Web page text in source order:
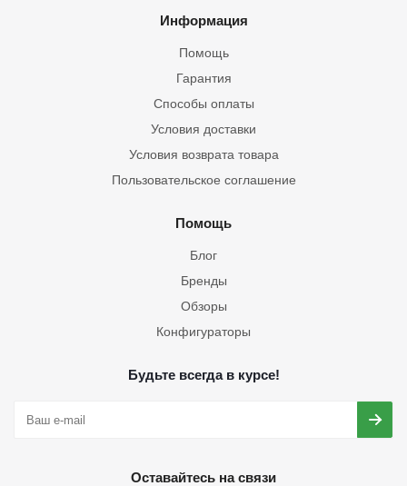
Информация
Помощь
Гарантия
Способы оплаты
Условия доставки
Условия возврата товара
Пользовательское соглашение
Помощь
Блог
Бренды
Обзоры
Конфигураторы
Будьте всегда в курсе!
Оставайтесь на связи